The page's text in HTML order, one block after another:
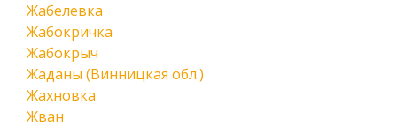
Жабелевка
Жабокричка
Жабокрыч
Жаданы (Винницкая обл.)
Жахновка
Жван